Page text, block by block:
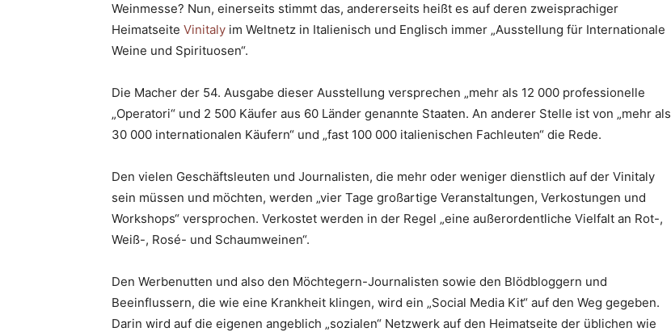
Weinmesse? Nun, einerseits stimmt das, andererseits heißt es auf deren zweisprachiger
Heimatseite Vinitaly im Weltnetz in Italienisch und Englisch immer „Ausstellung für Internationale
Weine und Spirituosen“.
Die Macher der 54. Ausgabe dieser Ausstellung versprechen „mehr als 12 000 professionelle
„Operatori“ und 2 500 Käufer aus 60 Länder genannte Staaten. An anderer Stelle ist von „mehr als
30 000 internationalen Käufern“ und „fast 100 000 italienischen Fachleuten“ die Rede.
Den vielen Geschäftsleuten und Journalisten, die mehr oder weniger dienstlich auf der Vinitaly
sein müssen und möchten, werden „vier Tage großartige Veranstaltungen, Verkostungen und
Workshops“ versprochen. Verkostet werden in der Regel „eine außerordentliche Vielfalt an Rot-,
Weiß-, Rosé- und Schaumweinen“.
Den Werbenutten und also den Möchtegern-Journalisten sowie den Blödbloggern und
Beeinflussern, die wie eine Krankheit klingen, wird ein „Social Media Kit“ auf den Weg gegeben.
Darin wird auf die eigenen angeblich „sozialen“ Netzwerk auf den Heimatseite der üblichen wie